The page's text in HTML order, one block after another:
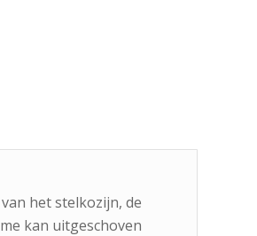
het stelkozijn, de
kan uitgeschoven